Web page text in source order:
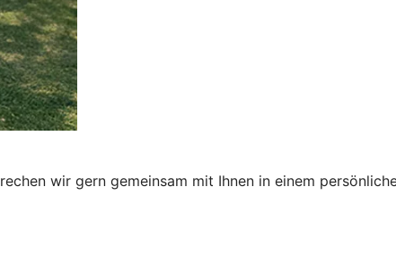
wir gern gemeinsam mit Ihnen in einem